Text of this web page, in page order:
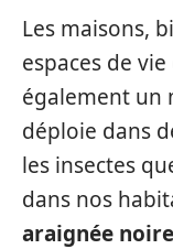
Les maisons,
espaces de
également un
déploie dans
les insectes
dans nos
araignée noire